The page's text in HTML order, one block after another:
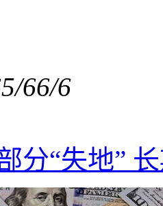
5/66/6
分“失地”